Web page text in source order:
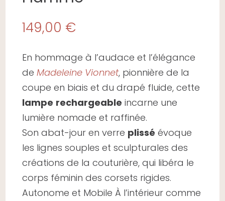
149,00 €
En hommage à l’audace et l’élégance
deMadeleine Vionnet, pionnière de la
coupe en biais et du drapé fluide, cette
lampe rechargeable incarne une
lumière nomade et raffinée.
Son abat-jour en verre plissé évoque
les lignes souples et sculpturales des
créations de la couturière, qui libéra le
corps féminin des corsets rigides.
Autonome et Mobile À l’intérieur comme